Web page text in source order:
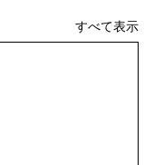
すべて表示